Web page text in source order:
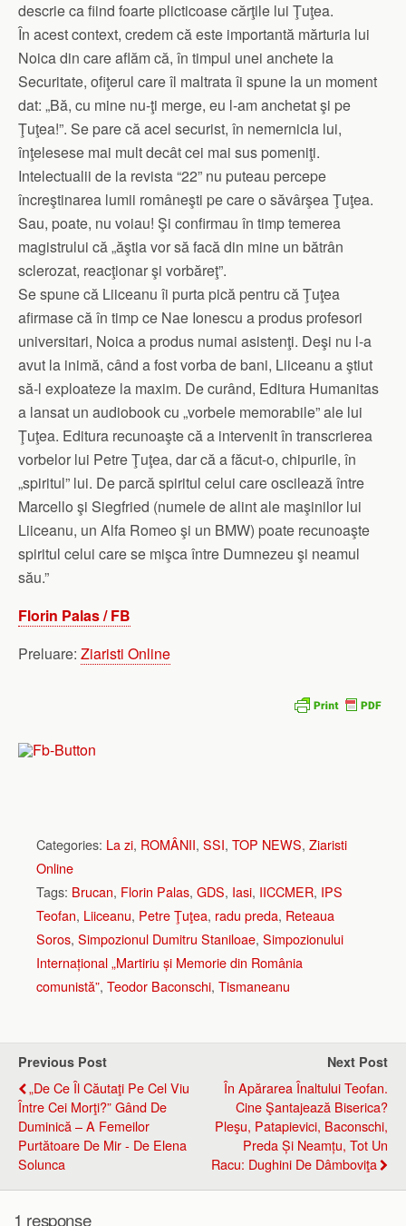
descrie ca fiind foarte plicticoase cărţile lui Ţuţea.
În acest context, credem că este importantă mărturia lui
Noica din care aflăm că, în timpul unei anchete la
Securitate, ofiţerul care îl maltrata îi spune la un moment
dat: „Bă, cu mine nu-ţi merge, eu l-am anchetat şi pe
Ţuţea!”. Se pare că acel securist, în nemernicia lui,
înţelesese mai mult decât cei mai sus pomeniţi.
Intelectualii de la revista “22” nu puteau percepe
încreştinarea lumii româneşti pe care o săvârşea Ţuţea.
Sau, poate, nu voiau! Şi confirmau în timp temerea
magistrului că „ăştia vor să facă din mine un bătrân
sclerozat, reacţionar şi vorbăreţ”.
Se spune că Liiceanu îi purta pică pentru că Ţuţea
afirmase că în timp ce Nae Ionescu a produs profesori
universitari, Noica a produs numai asistenţi. Deşi nu l-a
avut la inimă, când a fost vorba de bani, Liiceanu a ştiut
să-l exploateze la maxim. De curând, Editura Humanitas
a lansat un audiobook cu „vorbele memorabile” ale lui
Ţuţea. Editura recunoaşte că a intervenit în transcrierea
vorbelor lui Petre Ţuţea, dar că a făcut-o, chipurile, în
„spiritul” lui. De parcă spiritul celui care oscilează între
Marcello şi Siegfried (numele de alint ale maşinilor lui
Liiceanu, un Alfa Romeo şi un BMW) poate recunoaşte
spiritul celui care se mişca între Dumnezeu şi neamul
său.”
Florin Palas / FB
Preluare: Ziaristi Online
Categories: La zi, ROMÂNII, SSI, TOP NEWS, Ziaristi
Online
Tags: Brucan, Florin Palas, GDS, Iasi, IICCMER, IPS
Teofan, Liiceanu, Petre Ţuţea, radu preda, Reteaua
Soros, Simpozionul Dumitru Staniloae, Simpozionului
Internațional „Martiriu și Memorie din România
comunistă”, Teodor Baconschi, Tismaneanu
Previous Post
„De Ce Îl Căutaţi Pe Cel Viu
Între Cei Morţi?” Gând De
Duminică – A Femeilor
Purtătoare De Mir - De Elena
Solunca
Next Post
În Apărarea Înaltului Teofan.
Cine Şantajează Biserica?
Pleşu, Patapievici, Baconschi,
Preda Și Neamțu, Tot Un
Racu: Dughini De Dâmboviţa
1 response